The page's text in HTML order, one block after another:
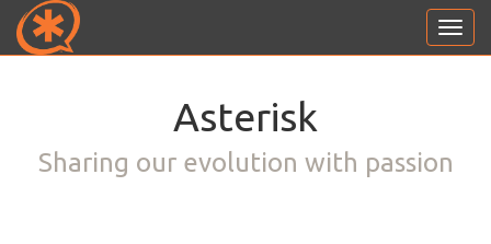
Asterisk
Sharing our evolution with passion